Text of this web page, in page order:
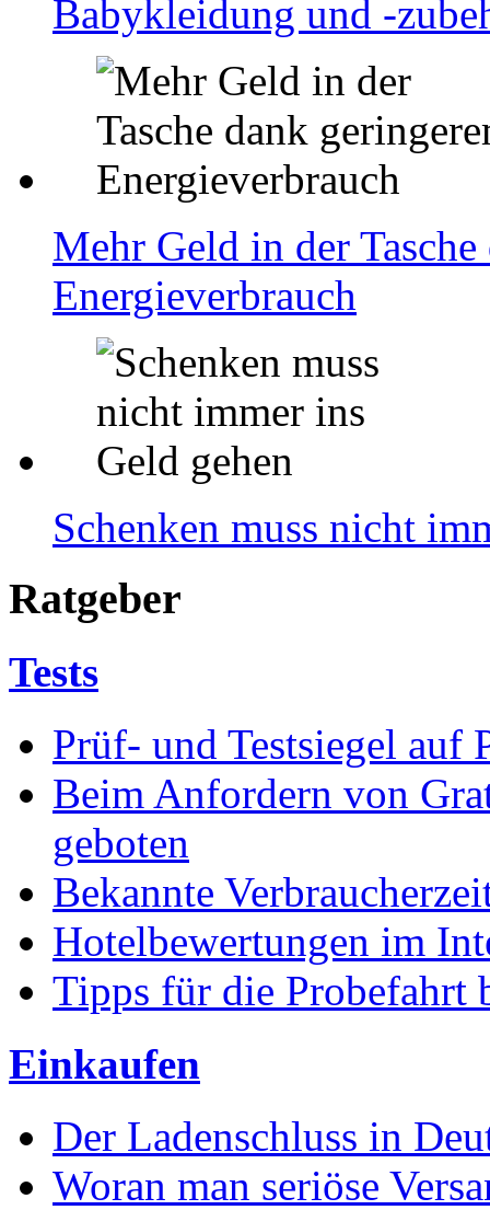
Babykleidung und -
Mehr Geld in der
Energieverbrauch
Schenken muss nicht
Ratgeber
Tests
Prüf- und Testsiegel auf
Beim Anfordern von
geboten
Bekannte
Hotelbewertungen im
Tipps für die Probefahrt
Einkaufen
Der Ladenschluss in
Woran man seriöse